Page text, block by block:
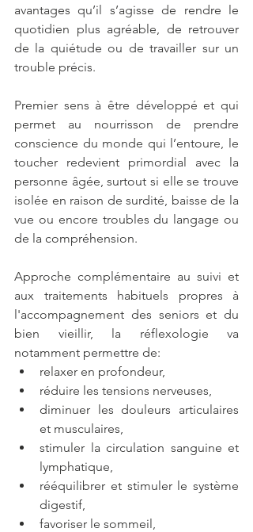
avantages qu’il s’agisse de rendre le
quotidien plus agréable, de retrouver
de la quiétude ou de travailler sur un
trouble précis.
Premier sens à être développé et qui
permet au nourrisson de prendre
conscience du monde qui l’entoure, le
toucher redevient primordial avec la
personne âgée, surtout si elle se trouve
isolée en raison de surdité, baisse de la
vue ou encore troubles du langage ou
de la compréhension.
Approche complémentaire au suivi et
aux traitements habituels propres à
l'accompagnement des seniors et du
bien vieillir, la réflexologie va
notamment permettre de:
relaxer en profondeur,
réduire les tensions nerveuses,
diminuer les douleurs articulaires
et musculaires,
stimuler la circulation sanguine et
lymphatique,
rééquilibrer et stimuler le système
digestif,
favoriser le sommeil,